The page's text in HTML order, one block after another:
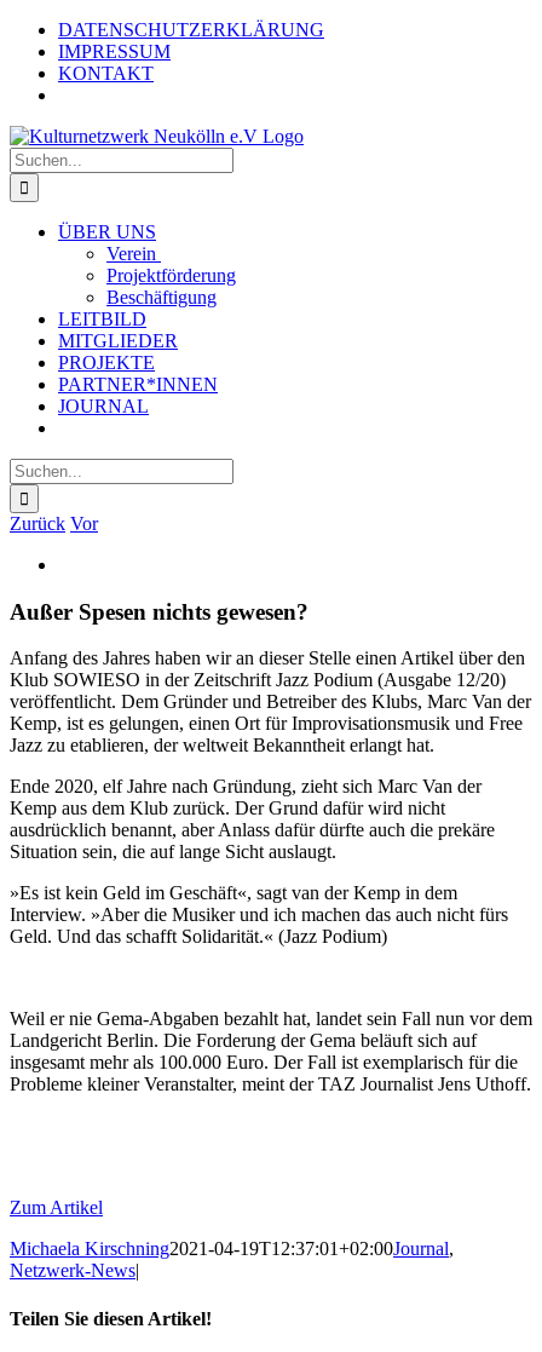
Zum
Inhalt
springen
Instagram
FacebookDATENSCHUTZERKLÄRUNG
IMPRESSUM
KONTAKT
Suche
nach:
ÜBER UNS
Verein
Projektförderung
Beschäftigung
LEITBILD
MITGLIEDER
PROJEKTE
PARTNER*INNEN
JOURNAL
Suche
nach:
Zurück Vor
Bild
Außer Spesen nichts gewesen?
Anfang des Jahres haben wir an dieser Stelle einen Artikel über den
Klub SOWIESO in der Zeitschrift Jazz Podium (Ausgabe 12/20)
veröffentlicht. Dem Gründer und Betreiber des Klubs, Marc Van der
Kemp, ist es gelungen, einen Ort für Improvisationsmusik und Free
Jazz zu etablieren, der weltweit Bekanntheit erlangt hat.
Ende 2020, elf Jahre nach Gründung, zieht sich Marc Van der
Kemp aus dem Klub zurück. Der Grund dafür wird nicht
ausdrücklich benannt, aber Anlass dafür dürfte auch die prekäre
Situation sein, die auf lange Sicht auslaugt.
»Es ist kein Geld im Geschäft«, sagt van der Kemp in dem
Interview. »Aber die Musiker und ich machen das auch nicht fürs
Geld. Und das schafft Solidarität.« (Jazz Podium)
Weil er nie Gema-Abgaben bezahlt hat, landet sein Fall nun vor dem
Landgericht Berlin. Die Forderung der Gema beläuft sich auf
insgesamt mehr als 100.000 Euro. Der Fall ist exemplarisch für die
Probleme kleiner Veranstalter, meint der TAZ Journalist Jens Uthoff.
Zum Artikel
Michaela Kirschning2021-04-19T12:37:01+02:00Journal,
Netzwerk-News|
Teilen Sie diesen Artikel!